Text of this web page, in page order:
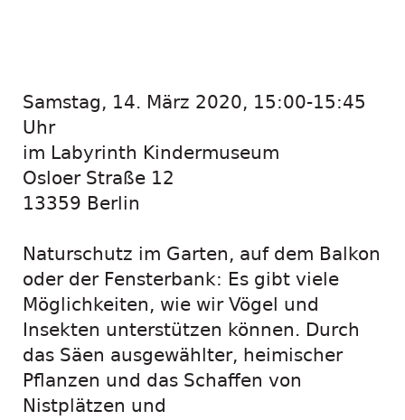
Samstag, 14. März 2020, 15:00-15:45
Uhr
im Labyrinth Kindermuseum
Osloer Straße 12
13359 Berlin
Naturschutz im Garten, auf dem Balkon
oder der Fensterbank: Es gibt viele
Möglichkeiten, wie wir Vögel und
Insekten unterstützen können. Durch
das Säen ausgewählter, heimischer
Pflanzen und das Schaffen von
Nistplätzen und